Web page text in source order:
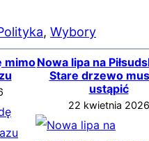
, Wybory
mimoNowa lipa na
Stare drzewo
ustąpić
22 kwietnia 2026